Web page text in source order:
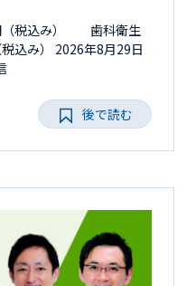
（税込み） 歯科衛生
込み） 2026年8月29日
後で読む